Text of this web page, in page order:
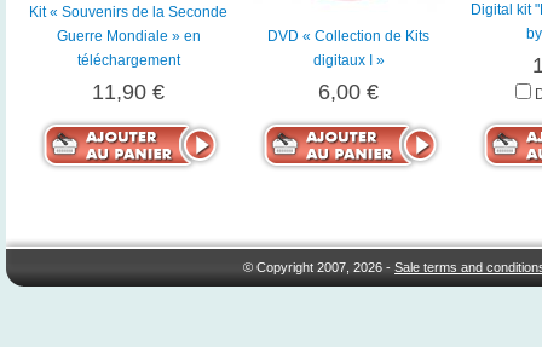
Kit « Souvenirs de la Seconde
Guerre Mondiale » en
téléchargement
11,90 €
DVD « Collection de Kits
digitaux I »
6,00 €
Digital kit
© Copyright 2007, 2026 -Sale terms and